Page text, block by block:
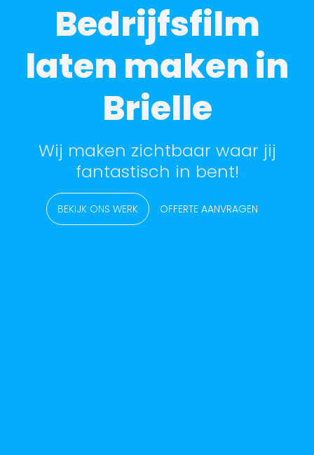
Bedrijfsfilm
laten maken in
Brielle
Wij maken zichtbaar waar jij
fantastisch in bent!
BEKIJK ONS WERK OFFERTE AANVRAGEN